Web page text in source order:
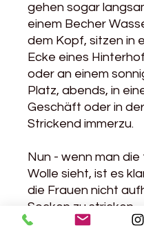
gehen sogar
einem Becher
dem Kopf, sitzen in
Ecke eines
oder an einem
Platz, abends, in
Geschäft oder in
Strickend immerzu.
Nun - wenn man die
Wolle sieht, ist es
die Frauen nicht
Socken zu stricken....